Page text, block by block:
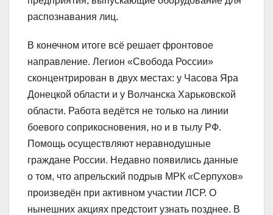
распознавания лиц.
В конечном итоге всё решает фронтовое
направление. Легион «Свобода России»
сконцентрирован в двух местах: у Часова Яра
Донецкой области и у Волчанска Харьковской
области. Работа ведётся не только на линии
боевого соприкосновения, но и в тылу РФ.
Помощь осуществляют неравнодушные
граждане России. Недавно появились данные
о том, что апрельский подрыв МРК «Серпухов»
произведён при активном участии ЛСР. О
нынешних акциях предстоит узнать позднее. В